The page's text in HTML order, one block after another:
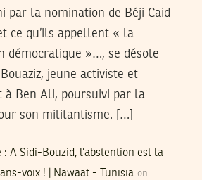
par la nomination de Béji Caid
ce qu’ils appellent « la
démocratique »…, se désole
jeune activiste et
à Ben Ali, poursuivi par la
son militantisme. […]
: A Sidi-Bouzid, l’abstention est la
voix ! | Nawaat - Tunisia on